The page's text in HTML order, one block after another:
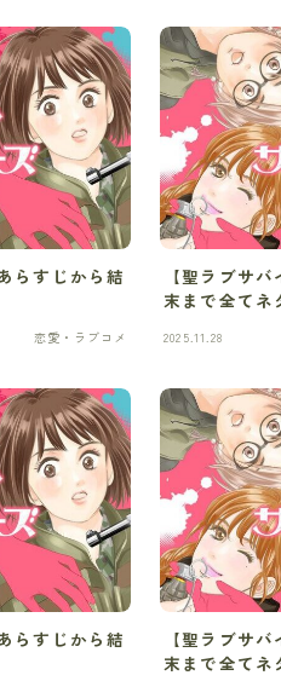
らすじから結
恋愛・ラブコメ
【聖ラブサ
末まで全てネ
2025.11.28
らすじから結
【聖ラブサ
末まで全てネ